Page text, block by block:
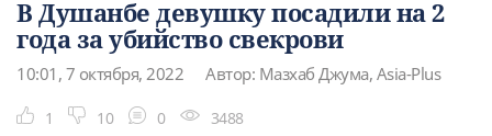
В Душанбе девушку посадили на 2
года за убийство свекрови
10:01, 7 октября, 2022 Автор: Мазхаб Джума, Asia-Plus
1 10 0 3488